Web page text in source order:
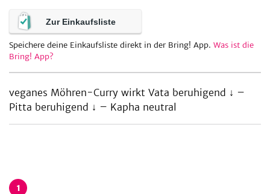
Zur Einkaufsliste
Speichere deine Einkaufsliste direkt in der Bring! App. Was ist die
Bring! App?
veganes Möhren-Curry wirkt Vata beruhigend ↓ –
Pitta beruhigend ↓ – Kapha neutral
1